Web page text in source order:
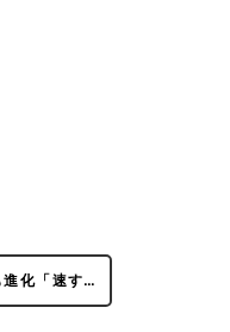
進化「速す…